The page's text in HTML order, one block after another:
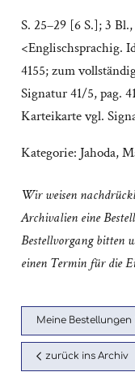
S. 25–29 [6 S.]; 3
<Englischsprachig.
4155; zum
Signatur 41/5, pag.
Karteikarte vgl.
Kategorie: Jahoda,
Wir weisen
Archivalien eine
Bestellvorgang bitten
einen Termin für die
Meine Bestellungen
zurück ins Archiv